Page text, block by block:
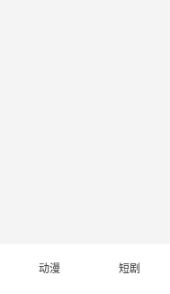
动漫 短剧